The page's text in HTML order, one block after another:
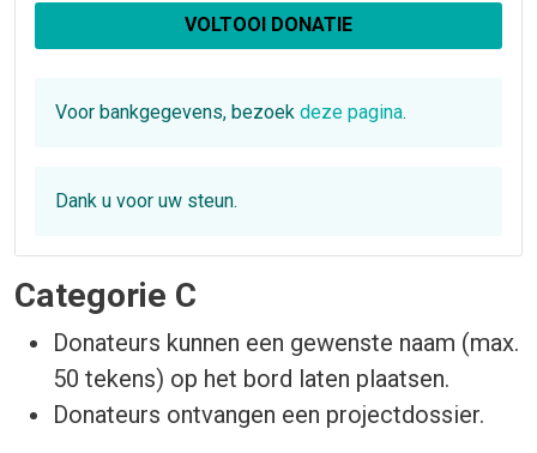
Categorie C
Donateurs kunnen een gewenste naam (max.
50 tekens) op het bord laten plaatsen.
Donateurs ontvangen een projectdossier.
VOLTOOI DONATIE
Voor bankgegevens, bezoek deze pagina.
Dank u voor uw steun.